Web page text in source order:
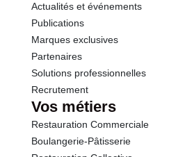
Actualités et événements
Publications
Marques exclusives
Partenaires
Solutions professionnelles
Recrutement
Vos métiers
Restauration Commerciale
Boulangerie-Pâtisserie